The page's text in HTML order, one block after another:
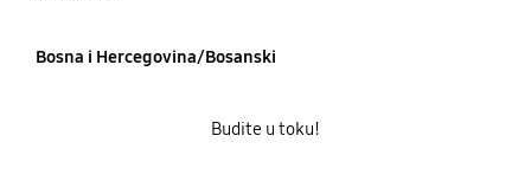
Bosna i Hercegovina/Bosanski
Budite u toku!